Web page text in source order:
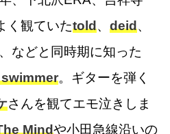
く観ていたtold、 deid、
などと同時期に知った
。ギターを弾く
さんを観てエモ泣きしま
Mindや小田急線沿いの